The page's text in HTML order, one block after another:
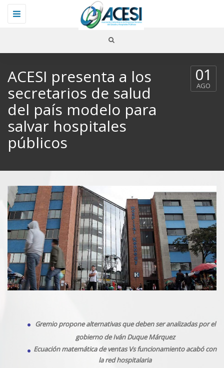
Toggle
navigation
ACESI presenta a los
secretarios de salud
del país modelo para
salvar hospitales
públicos
01
AGO
Gremio propone alternativas que deben ser analizadas por el
gobierno de Iván Duque Márquez
Ecuación matemática de ventas Vs funcionamiento acabó con
la red hospitalaria